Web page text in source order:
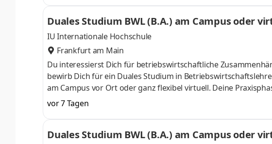
verteilt auf 84 Standorte in 27 Ländern - arbeiten wir
auch Du Teil unseres Teams und
Duales Studium BWL (B.A.) am Campus oder
IU Internationale Hochschule
Frankfurt am Main
Du interessierst Dich für betriebswirtschaftliche
bewirb Dich für ein Duales Studium in
am Campus vor Ort oder ganz flexibel virtuell. Deine
Nähe. Ab dem 3. Semester belegst Du eine von fünf
gezielter auf Deinen Traumjob vorbereiten: Accounting &
Studium ohne Numerus clausus oder Aufnahmeprüfung
vor 7 Tagen
Duales Studium BWL (B.A.) am Campus oder